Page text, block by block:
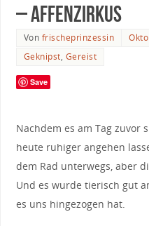
– Affenzirkus
Von frischeprinzessin
Geknipst, Gereist
Save
Nachdem es am Tag zuvor
heute ruhiger angehen
dem Rad unterwegs, aber
Und es wurde tierisch gut
es uns hingezogen hat.